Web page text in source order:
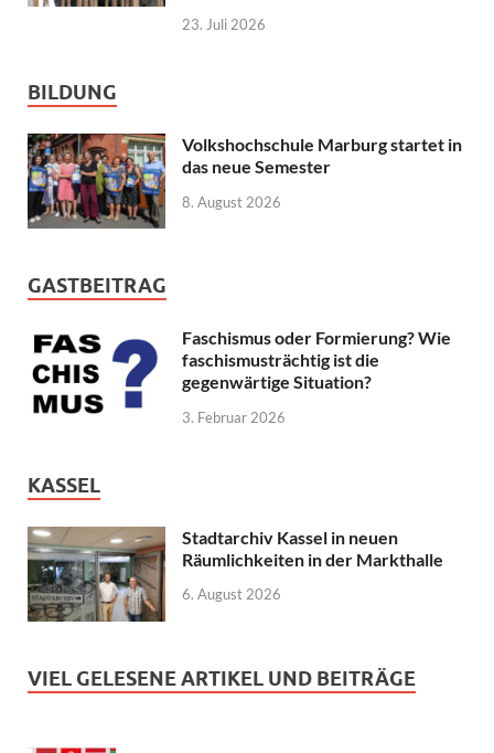
23. Juli 2026
BILDUNG
Volkshochschule Marburg startet in
das neue Semester
8. August 2026
GASTBEITRAG
Faschismus oder Formierung? Wie
faschismusträchtig ist die
gegenwärtige Situation?
3. Februar 2026
KASSEL
Stadtarchiv Kassel in neuen
Räumlichkeiten in der Markthalle
6. August 2026
VIEL GELESENE ARTIKEL UND BEITRÄGE